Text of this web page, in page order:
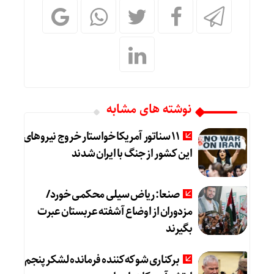
نوشته های مشابه
11 سناتور آمریکا خواستار خروج نیروهای
این کشور از جنگ با ایران شدند
صنعا: ریاض سیلی محکمی خورد/
مزدوران از اوضاع آشفته عربستان عبرت
بگیرند
برکناری شوکه‌کننده فرمانده لشکر پنجم